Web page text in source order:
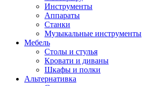
Инструменты
Аппараты
Станки
Музыкальные инструменты
Мебель
Столы и стулья
Кровати и диваны
Шкафы и полки
Альтернативка